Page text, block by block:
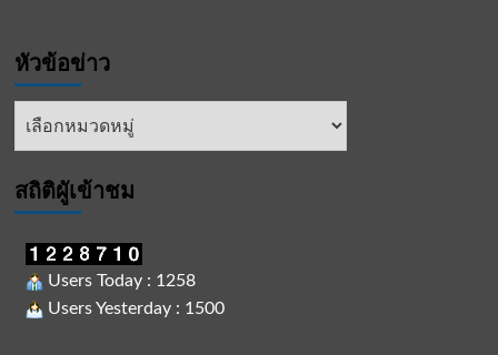
หัวข้อข่าว
หัวข้อ
สถิติผูัเข้าชม
Users Today : 1258
Users Yesterday : 1500